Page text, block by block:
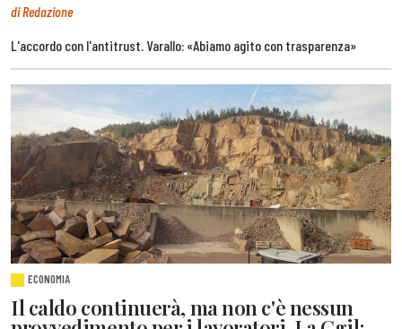
di Redazione
L'accordo con l'antitrust. Varallo: «Abiamo agito con trasparenza»
ECONOMIA
Il caldo continuerà, ma non c'è nessun